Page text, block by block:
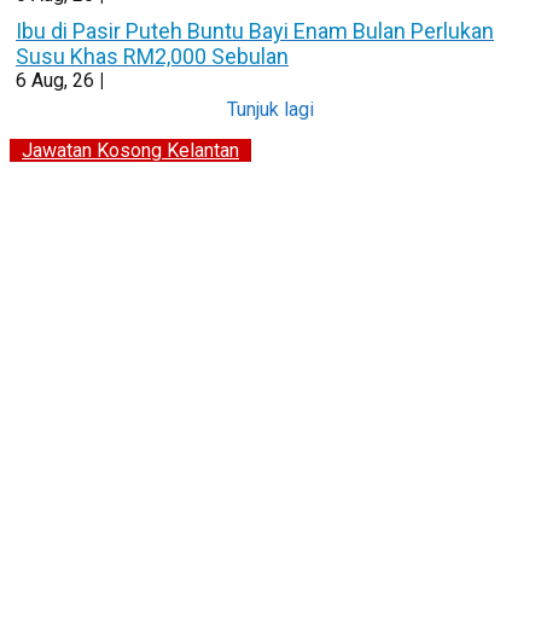
Ibu di Pasir Puteh Buntu Bayi Enam Bulan Perlukan
Susu Khas RM2,000 Sebulan
6 Aug, 26
Tunjuk lagi
Jawatan Kosong Kelantan